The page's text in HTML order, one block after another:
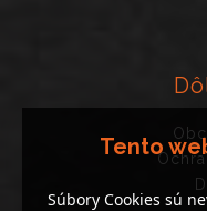
Tento
Súbory Cookies sú